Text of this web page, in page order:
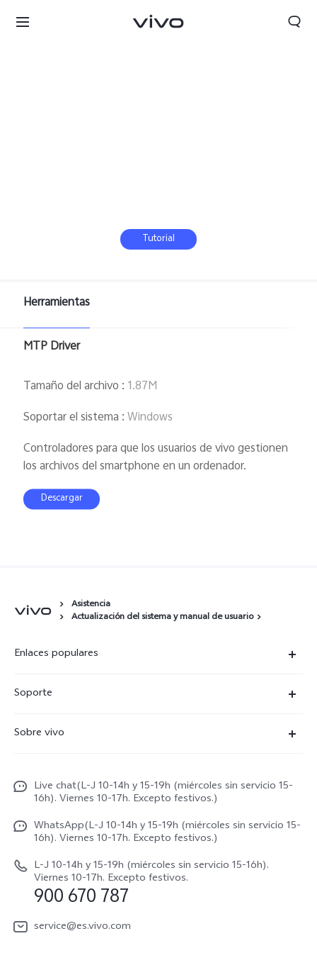
Tutorial
Herramientas
MTP Driver
Tamaño del archivo : 1.87M
Soportar el sistema :Windows
Controladores para que los usuarios de vivo gestionen
los archivos del smartphone en un ordenador.
Descargar
Asistencia
Actualización del sistema y manual de usuario
Enlaces populares
X300
V70 5G
V70 FE
V70 Lite 5G
Y31 5G
Soporte
Autenticación de IMEI
Gestión de reparaciones
Manual de usuario
Actualización de sistema
Actualizar registro
Instrucciones de Garantía
Sobre vivo
Netiqueta vivo
Avisos legales
Acerca de nosotros
Sostenibilidad
Centro de privacidad de vivo
Live chat(L-J 10-14h y 15-19h (miércoles sin servicio 15-
16h). Viernes 10-17h. Excepto festivos.)
WhatsApp(L-J 10-14h y 15-19h (miércoles sin servicio 15-
16h). Viernes 10-17h. Excepto festivos.)
L-J 10-14h y 15-19h (miércoles sin servicio 15-16h).
Viernes 10-17h. Excepto festivos.
900 670 787
service@es.vivo.com